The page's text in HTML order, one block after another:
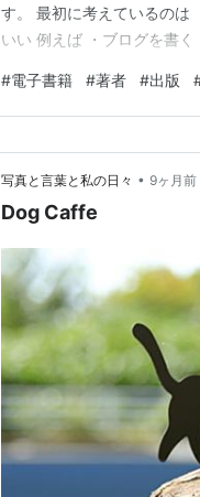
す。 最初に考えているのは
いい 例えば ・ブログを書
と やることが自然に決まり
いきなり 「フライパ…
#電子書籍 #著者 #出版
写真と言葉と私の日々 • 9ヶ月前
Dog Caffe